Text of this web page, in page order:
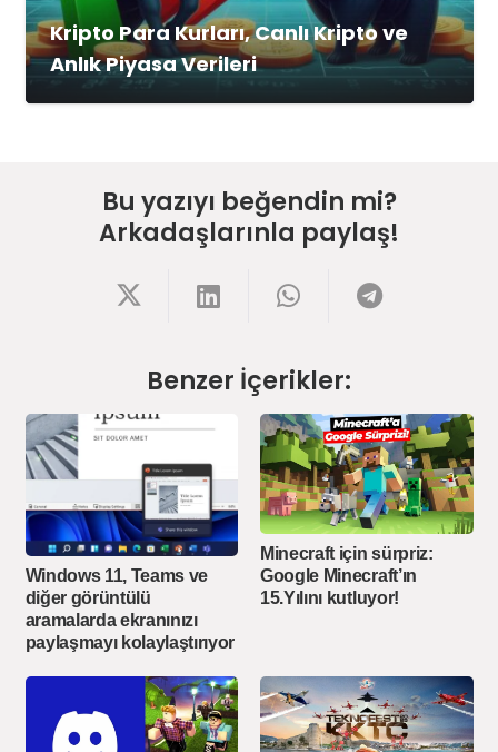
Kripto Para Kurları, Canlı Kripto ve
Anlık Piyasa Verileri
Bu yazıyı beğendin mi?
Arkadaşlarınla paylaş!
Benzer İçerikler:
Windows 11, Teams ve
diğer görüntülü
aramalarda ekranınızı
paylaşmayı kolaylaştırıyor
Minecraft için sürpriz:
Google Minecraft’ın
15.Yılını kutluyor!